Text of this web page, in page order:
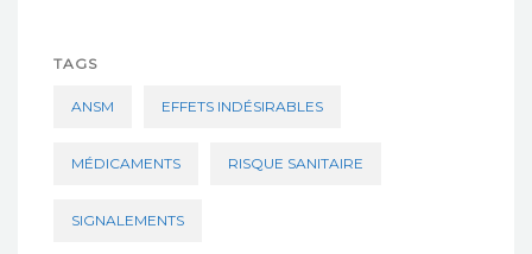
TAGS
ANSM EFFETS INDÉSIRABLES
MÉDICAMENTS RISQUE SANITAIRE
SIGNALEMENTS